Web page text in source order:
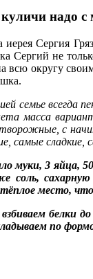
надо с
Сергия
Сергий не
всю округу
семье всегда
масса
с
самые
муки, 3 яйца,
сахарную
место,
белки
по